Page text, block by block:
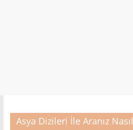
Asya Dizileri İle Aranız Nasıl